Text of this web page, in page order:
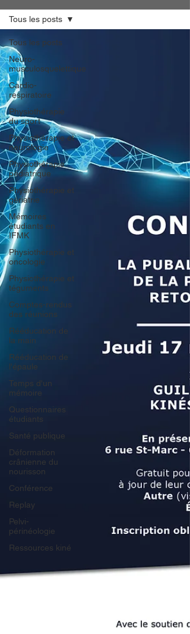
Tous les posts
Neuro-
musculosquelettique
Cardio-
respiratoire
Physiothérapie
du sport
Physiothérapie et
neurologie
Physiothérapie
pédiatrique
Physiothérapie et
gériatrie
Mémoires
étudiants en
IFMK
Physiothérapie et
oncologie
Physiothérapie et
téguments
Comptes-rendus
des réunions
Rééducation de
la main
Rééducation de
l'épaule
Temps d'un
mémoire
Questionnaires
étudiants
Santé publique
Déformation
crânienne du
nourisson
Conférence
Replay
Pelvi-
périnéologie
Ressources kiné
Tous les posts